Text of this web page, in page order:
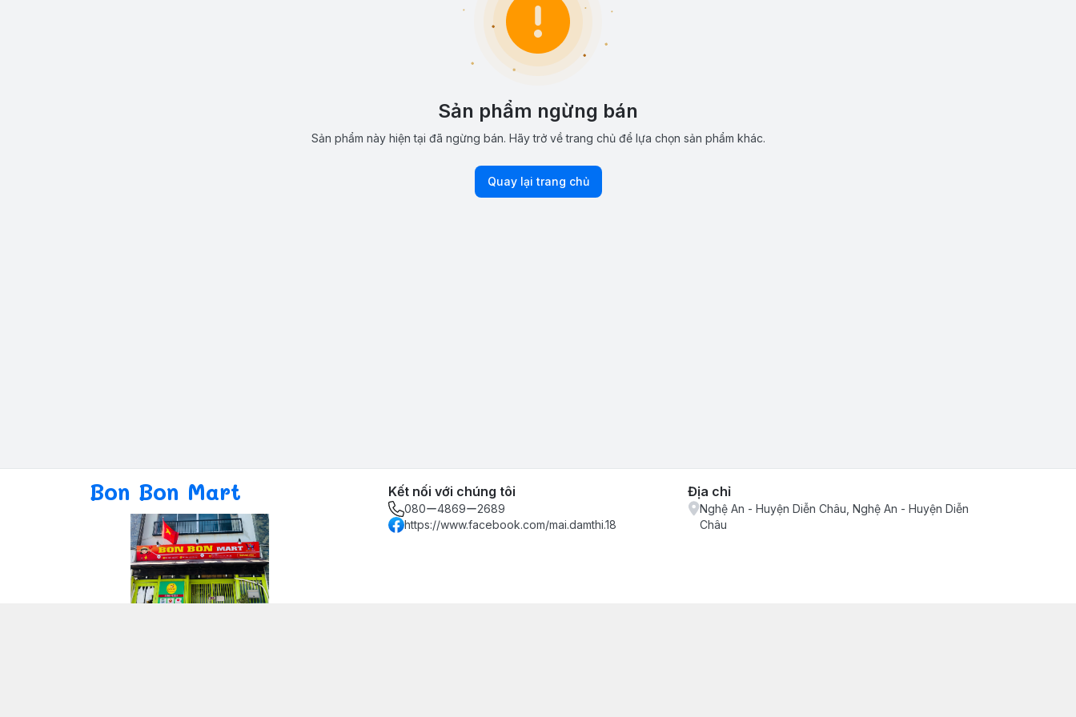
Sản phẩm ngừng bán
Sản phẩm này hiện tại đã ngừng bán. Hãy trở về trang chủ để lựa chọn sản phẩm khác.
Quay lại trang chủ
Bon Bon Mart Kết nối với chúng tôi
080ー4869ー2689
https://www.facebook.com/mai.damthi.18
Địa chỉ
Nghệ An - Huyện Diễn Châu, Nghệ An - Huyện Diễn
Châu